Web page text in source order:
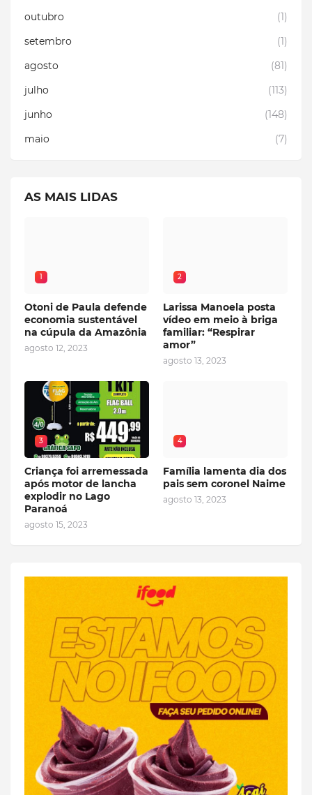
outubro
(1)
setembro
(1)
agosto
(81)
julho
(113)
junho
(148)
maio
(7)
AS MAIS LIDAS
1
Otoni de Paula defende
economia sustentável
na cúpula da Amazônia
agosto 12, 2023
2
Larissa Manoela posta
vídeo em meio à briga
familiar: “Respirar
amor”
agosto 13, 2023
3
Criança foi arremessada
após motor de lancha
explodir no Lago
Paranoá
agosto 15, 2023
4
Família lamenta dia dos
pais sem coronel Naime
agosto 13, 2023